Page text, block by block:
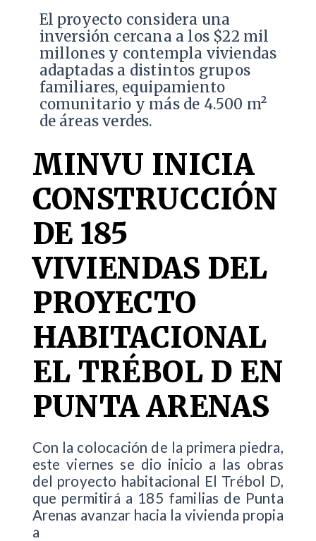
El proyecto considera una
inversión cercana a los $22 mil
millones y contempla viviendas
adaptadas a distintos grupos
familiares, equipamiento
comunitario y más de 4.500 m²
de áreas verdes.
MINVU INICIA
CONSTRUCCIÓN
DE 185
VIVIENDAS DEL
PROYECTO
HABITACIONAL
EL TRÉBOL D EN
PUNTA ARENAS
Con la colocación de la primera piedra,
este viernes se dio inicio a las obras
del proyecto habitacional El Trébol D,
que permitirá a 185 familias de Punta
Arenas avanzar hacia la vivienda propia
a